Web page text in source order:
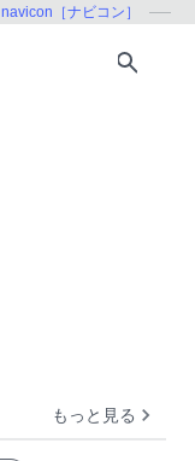
navicon［ナビコン］
もっと見る